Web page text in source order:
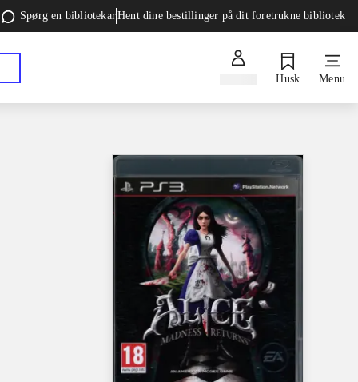
Spørg en bibliotekarHent dine bestillinger på dit foretrukne bibliotek
Husk Menu